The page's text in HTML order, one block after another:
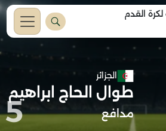
لكرة القدم
الجزائر
طوال الحاج ابراهيم
مدافع 5